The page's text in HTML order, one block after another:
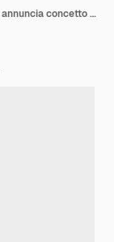
Media sociali di vendita del contenuto che annuncia concetto commerciale a caldo di marca